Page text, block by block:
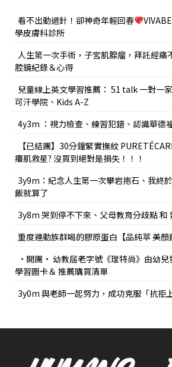
看不出動過針！卻神奇年輕回春
學皮膚科診所
人生第一次手術，子宮肌腺瘤，拜託經痛
腔鏡紀錄＆心得
兒童線上英文學習推薦： 51 talk 一對一
可汗學院、Kids A-Z
4y3m ：視力檢查、練習犯錯、認識華德
【已結團】30分鐘緊實撫紋
癢肌救星? 沒買到絕對是損失！！！
3y9m：紀念人生第一次攀岩抱石、我終
飯就算了
3y8m 哭到停不下來、父母教育分歧點 和
重度運動族群喝的膠原蛋白【品純萃 美顏
•開團• 幼教屆老字號《理特尚》由幼兒
學習圖卡＆ 推薦購買清單
3y0m 與老師一起努力，成功克服「抗拒